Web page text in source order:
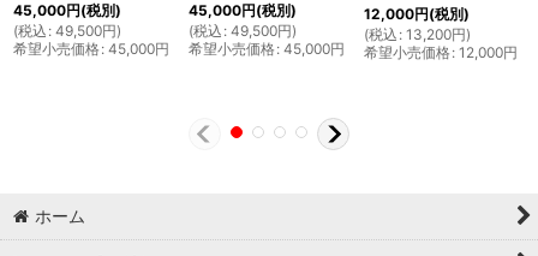
45,000円(税別)
(税込 : 49,500円)
希望小売価格: 45,000円
45,000円(税別)
(税込 : 49,500円)
希望小売価格: 45,000円
12,000円(税別)
(税込 : 13,200円)
希望小売価格: 12,000円
ホーム